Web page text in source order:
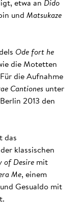
etwa an Dido
und Matsukaze
Ode fort he
die Motetten
die Aufnahme
Cantiones unter
2013 den
das
klassischen
of Desire mit
Me, einem
Gesualdo mit